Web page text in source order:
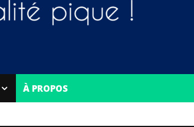
À PROPOS